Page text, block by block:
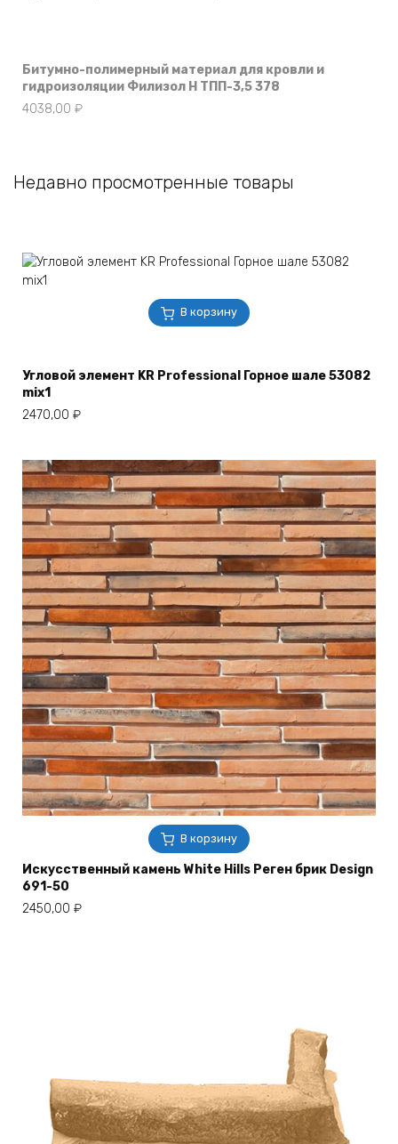
Битумно-полимерный материал для кровли и
гидроизоляции Филизол Н ТПП-3,5 378
4038,00 ₽
Недавно просмотренные товары
В корзину
Угловой элемент KR Professional Горное шале 53082
mix1
2470,00 ₽
В корзину
Искусственный камень White Hills Реген брик Design
691-50
2450,00 ₽